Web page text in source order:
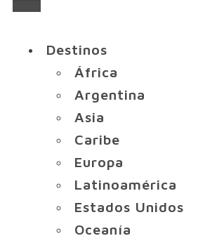
Destinos
África
Argentina
Asia
Caribe
Europa
Latinoamérica
Estados Unidos
Oceanía